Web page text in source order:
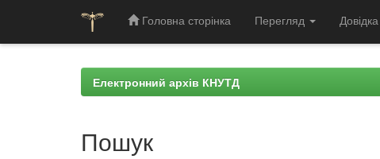
Головна сторінка Перегляд Довідка
Електронний архів КНУТД
Пошук